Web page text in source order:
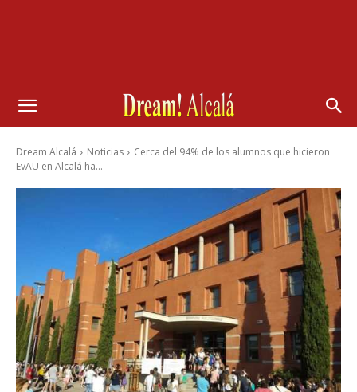
Dream Alcalá Noticias
Cerca del 94% de los alumnos que hicieron
EvAU en Alcalá ha...